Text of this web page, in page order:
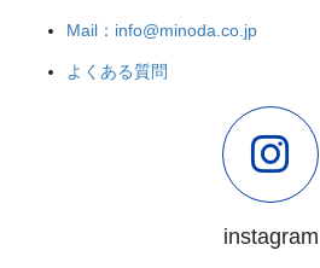
Mail：info@minoda.co.jp
よくある質問
instagram